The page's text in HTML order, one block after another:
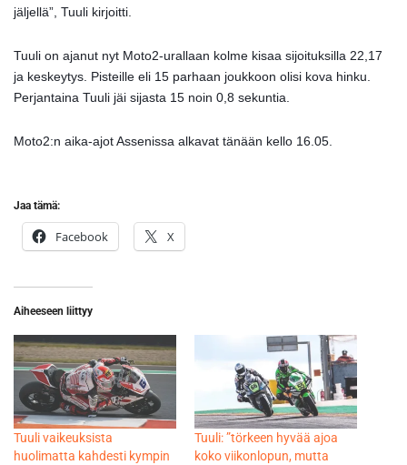
jäljellä”, Tuuli kirjoitti.
Tuuli on ajanut nyt Moto2-urallaan kolme kisaa sijoituksilla 22,17
ja keskeytys. Pisteille eli 15 parhaan joukkoon olisi kova hinku.
Perjantaina Tuuli jäi sijasta 15 noin 0,8 sekuntia.
Moto2:n aika-ajot Assenissa alkavat tänään kello 16.05.
Jaa tämä:
Facebook X
Aiheeseen liittyy
Tuuli vaikeuksista
huolimatta kahdesti kympin
Tuuli: ”törkeen hyvää ajoa
koko viikonlopun, mutta